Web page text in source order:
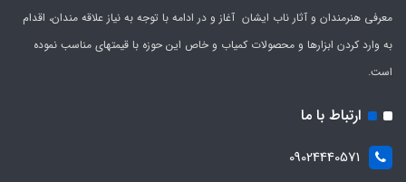
معرفی هنرمندان و آثار ناب ایشان آغاز و در ادامه با توجه به نیاز علاقه مندان، اقدام
به وارد کردن ابزارها و محصولات کمیاب و خاص این حوزه با قیمتهای مناسب نموده
است.
ارتباط با ما
09024440571